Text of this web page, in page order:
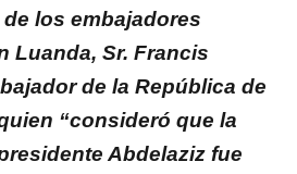
los embajadores
Luanda, Sr. Francis
de la República de
“consideró que la
Abdelaziz fue